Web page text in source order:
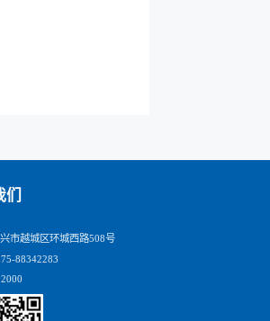
市越城区环城西路508号
88342283